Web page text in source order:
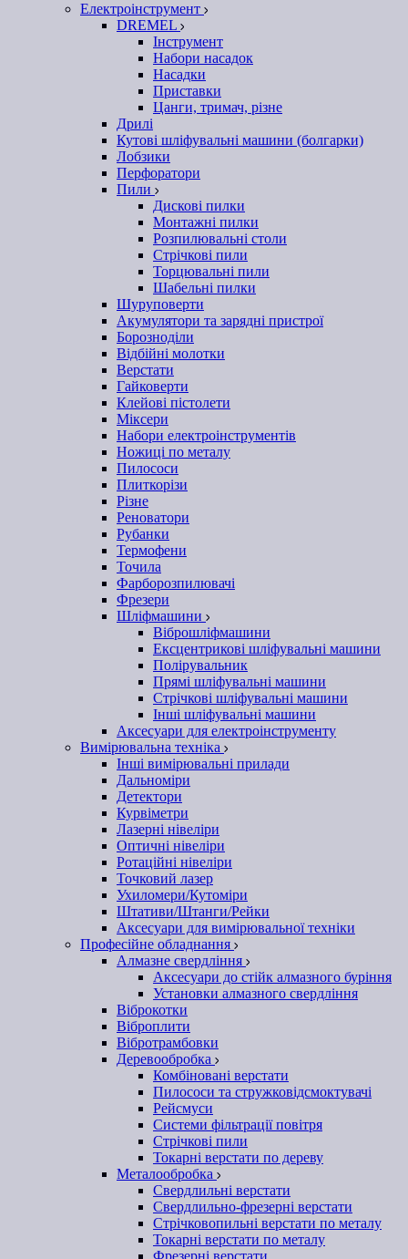
Електроінструмент
DREMEL
Інструмент
Набори насадок
Насадки
Приставки
Цанги, тримач, різне
Дрилі
Кутові шліфувальні машини (болгарки)
Лобзики
Перфоратори
Пили
Дискові пилки
Монтажні пилки
Розпилювальні столи
Стрічкові пили
Торцювальні пили
Шабельні пилки
Шуруповерти
Акумулятори та зарядні пристрої
Борозноділи
Відбійні молотки
Верстати
Гайковерти
Клейові пістолети
Міксери
Набори електроінструментів
Ножиці по металу
Пилососи
Плиткорізи
Різне
Реноватори
Рубанки
Термофени
Точила
Фарборозпилювачі
Фрезери
Шліфмашини
Віброшліфмашини
Ексцентрикові шліфувальні машини
Полірувальник
Прямі шліфувальні машини
Стрічкові шліфувальні машини
Інші шліфувальні машини
Аксесуари для електроінструменту
Вимірювальна техніка
Інші вимірювальні прилади
Дальноміри
Детектори
Курвіметри
Лазерні нівеліри
Оптичні нівеліри
Ротаційні нівеліри
Точковий лазер
Ухиломери/Кутоміри
Штативи/Штанги/Рейки
Аксесуари для вимірювальної техніки
Професійне обладнання
Алмазне свердління
Аксесуари до стійк алмазного буріння
Установки алмазного свердління
Віброкотки
Віброплити
Вібротрамбовки
Деревообробка
Комбіновані верстати
Пилососи та стружковідсмоктувачі
Рейсмуси
Системи фільтрації повітря
Стрічкові пили
Токарні верстати по дереву
Металообробка
Свердлильні верстати
Свердлильно-фрезерні верстати
Стрічковопильні верстати по металу
Токарні верстати по металу
Фрезерні верстати